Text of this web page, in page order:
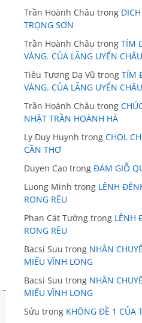
Trần Hoành Châu trong
TRỌNG SƠN
Trần Hoành Châu trong TÍM
VÀNG. CỦA LÃNG UYỂN CHÂU
Tiêu Tương Dạ Vũ trong TÍM
VÀNG. CỦA LÃNG UYỂN CHÂU
Trần Hoành Châu trong
NHẬT TRẦN HOÀNH HÀ
Ly Duy Huynh trong CHOL
CẦN THƠ
Duyen Cao trong ĐÁM GIỖ
Luong Minh trong LÊNH
RONG RÊU
Phan Cát Tường trong LÊNH
RONG RÊU
Bacsi Suu trong NHÂN
MIẾU VĨNH LONG
Bacsi Suu trong NHÂN
MIẾU VĨNH LONG
Sửu trong KHÔNG ĐỀ 1 CỦA